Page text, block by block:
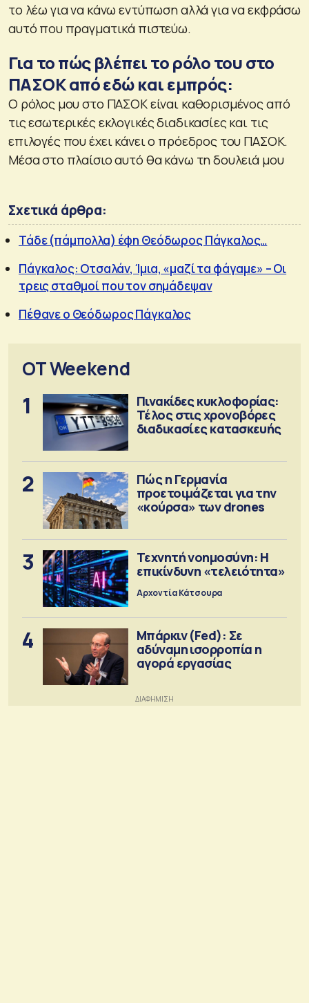
το λέω για να κάνω εντύπωση αλλά για να εκφράσω
αυτό που πραγματικά πιστεύω.
Για το πώς βλέπει το ρόλο του στο
ΠΑΣΟΚ από εδώ και εμπρός:
Ο ρόλος μου στο ΠΑΣΟΚ είναι καθορισμένος από
τις εσωτερικές εκλογικές διαδικασίες και τις
επιλογές που έχει κάνει ο πρόεδρος του ΠΑΣΟΚ.
Μέσα στο πλαίσιο αυτό θα κάνω τη δουλειά μου
Σχετικά άρθρα:
Τάδε (πάμπολλα) έφη Θεόδωρος Πάγκαλος…
Πάγκαλος: Οτσαλάν, Ίμια, «μαζί τα φάγαμε» – Οι
τρεις σταθμοί που τον σημάδεψαν
Πέθανε ο Θεόδωρος Πάγκαλος
OT Weekend
1
Πινακίδες κυκλοφορίας:
Τέλος στις χρονοβόρες
διαδικασίες κατασκευής
2
Πώς η Γερμανία
προετοιμάζεται για την
«κούρσα» των drones
3
Τεχνητή νοημοσύνη: Η
επικίνδυνη «τελειότητα»
Αρχοντία Κάτσουρα
4
Μπάρκιν (Fed): Σε
αδύναμη ισορροπία η
αγορά εργασίας